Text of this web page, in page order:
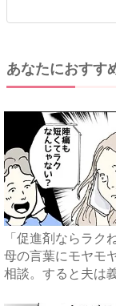
あなたにおすす
「促進剤ならラク
母の言葉にモヤモ
相談。すると夫は